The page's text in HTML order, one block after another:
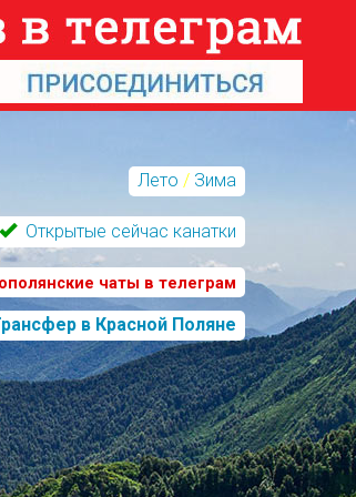
Лето / Зима
Открытые сейчас канатки
чаты в телеграм
в Красной Поляне